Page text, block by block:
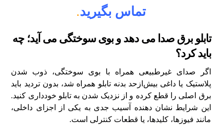
تماس بگیرید.
تابلو برق صدا می‌ دهد و بوی سوختگی می‌ آید؛ چه
باید کرد؟
اگر صدای غیرطبیعی همراه با بوی سوختگی، ذوب‌ شدن
پلاستیک یا داغی بیش‌ازحد بدنه تابلو همراه شد، بدون تردید باید
برق اصلی را قطع کرده و از نزدیک شدن به تابلو خودداری کنید.
این شرایط نشان‌ دهنده آسیب جدی به یکی از اجزای داخلی،
مانند فیوزها، کلیدها، یا قطعات کنترلی است.